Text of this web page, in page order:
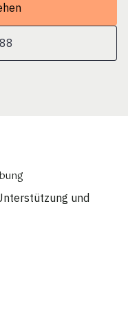
und